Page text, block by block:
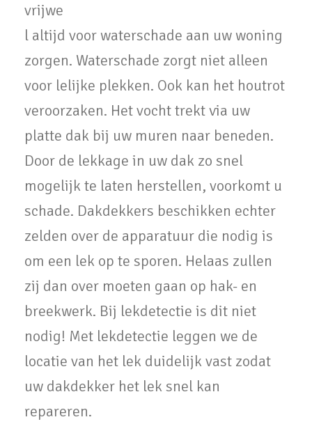
vrijwe
l altijd voor waterschade aan uw woning
zorgen. Waterschade zorgt niet alleen
voor lelijke plekken. Ook kan het houtrot
veroorzaken. Het vocht trekt via uw
platte dak bij uw muren naar beneden.
Door de lekkage in uw dak zo snel
mogelijk te laten herstellen, voorkomt u
schade. Dakdekkers beschikken echter
zelden over de apparatuur die nodig is
om een lek op te sporen. Helaas zullen
zij dan over moeten gaan op hak- en
breekwerk. Bij lekdetectie is dit niet
nodig! Met lekdetectie leggen we de
locatie van het lek duidelijk vast zodat
uw dakdekker het lek snel kan
repareren.